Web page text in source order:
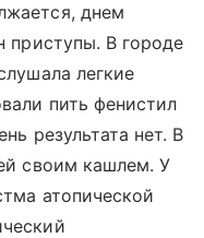
днем
приступы. В городе
легкие
пить фенистил
результата нет. В
своим кашлем. У
атопической